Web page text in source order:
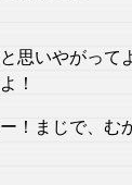
思いやがって
！
！まじで、む